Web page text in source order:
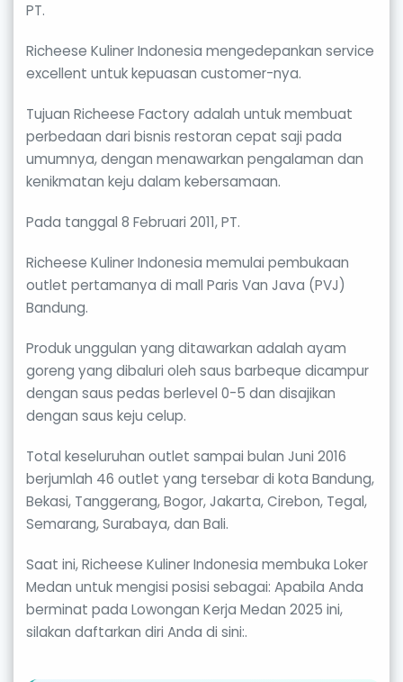
PT.
Richeese Kuliner Indonesia mengedepankan service
excellent untuk kepuasan customer-nya.
Tujuan Richeese Factory adalah untuk membuat
perbedaan dari bisnis restoran cepat saji pada
umumnya, dengan menawarkan pengalaman dan
kenikmatan keju dalam kebersamaan.
Pada tanggal 8 Februari 2011, PT.
Richeese Kuliner Indonesia memulai pembukaan
outlet pertamanya di mall Paris Van Java (PVJ)
Bandung.
Produk unggulan yang ditawarkan adalah ayam
goreng yang dibaluri oleh saus barbeque dicampur
dengan saus pedas berlevel 0-5 dan disajikan
dengan saus keju celup.
Total keseluruhan outlet sampai bulan Juni 2016
berjumlah 46 outlet yang tersebar di kota Bandung,
Bekasi, Tanggerang, Bogor, Jakarta, Cirebon, Tegal,
Semarang, Surabaya, dan Bali.
Saat ini, Richeese Kuliner Indonesia membuka Loker
Medan untuk mengisi posisi sebagai: Apabila Anda
berminat pada Lowongan Kerja Medan 2025 ini,
silakan daftarkan diri Anda di sini:.